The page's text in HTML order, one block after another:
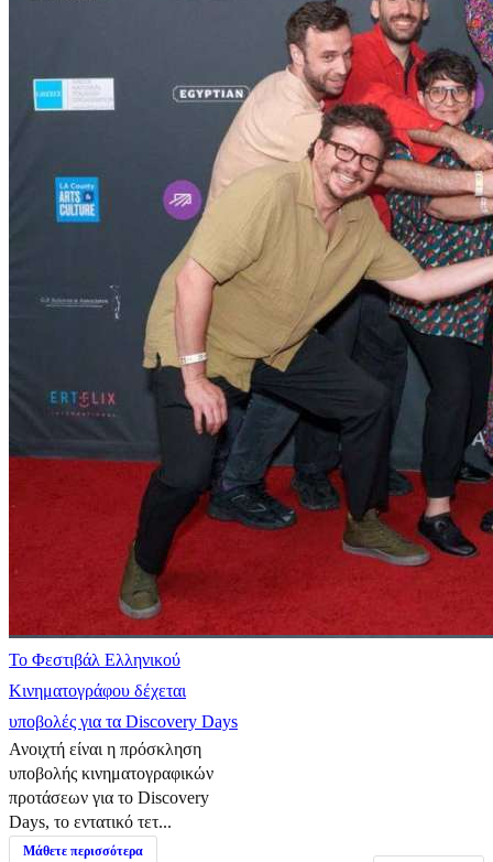
Το Φεστιβάλ Ελληνικού
Κινηματογράφου δέχεται
υποβολές για τα Discovery Days
Ανοιχτή είναι η πρόσκληση
υποβολής κινηματογραφικών
προτάσεων για το Discovery
Days, το εντατικό τετ...
Μάθετε περισσότερα